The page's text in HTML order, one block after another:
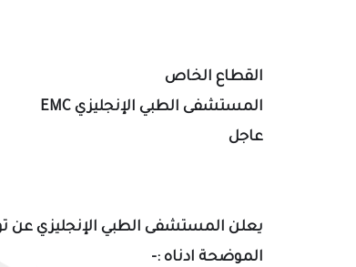
القطاع الخاص
المستشفى الطبي الإنجليزي EMC
عاجل
يعلن المستشفى الطبي الإنجليزي عن
الموضحة ادناه :-